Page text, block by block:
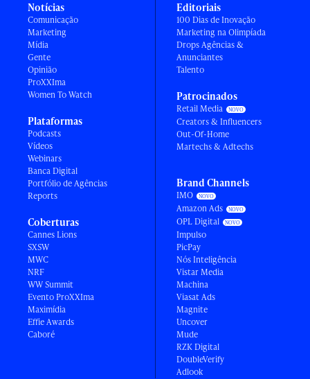
Notícias
Comunicação
Marketing
Mídia
Gente
Opinião
ProXXIma
Women To Watch
Plataformas
Podcasts
Vídeos
Webinars
Banca Digital
Portfólio de Agências
Reports
Coberturas
Cannes Lions
SXSW
MWC
NRF
WW Summit
Evento ProXXIma
Maximídia
Effie Awards
Caboré
Editoriais
100 Dias de Inovação
Marketing na Olimpíada
Drops Agências &
Anunciantes
Talento
Patrocinados
Retail Media
Creators & Influencers
Out-Of-Home
Martechs & Adtechs
Brand Channels
IMO
Amazon Ads
OPL Digital
Impulso
PicPay
Nós Inteligência
Vistar Media
Machina
Viasat Ads
Magnite
Uncover
Mude
RZK Digital
DoubleVerify
Adlook